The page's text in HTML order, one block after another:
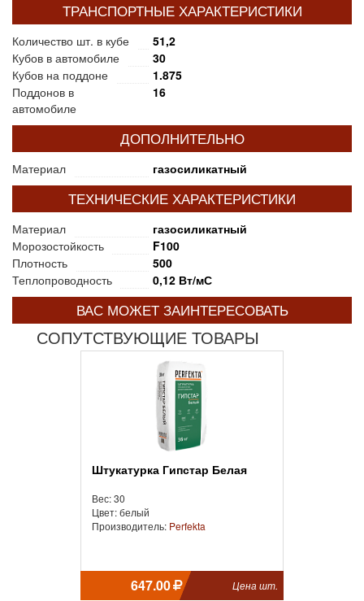
ТРАНСПОРТНЫЕ ХАРАКТЕРИСТИКИ
Количество шт. в кубе
51,2
Кубов в автомобиле
30
Кубов на поддоне
1.875
Поддонов в
автомобиле
16
ДОПОЛНИТЕЛЬНО
Материал газосиликатный
ТЕХНИЧЕСКИЕ ХАРАКТЕРИСТИКИ
Материал
газосиликатный
Морозостойкость
F100
Плотность
500
Теплопроводность
0,12 Вт/мС
ВАС МОЖЕТ ЗАИНТЕРЕСОВАТЬ
СОПУТСТВУЮЩИЕ ТОВАРЫ
Штукатурка Гипстар Белая
Вес: 30
Цвет: белый
Производитель: Perfekta
647.00 Цена шт.